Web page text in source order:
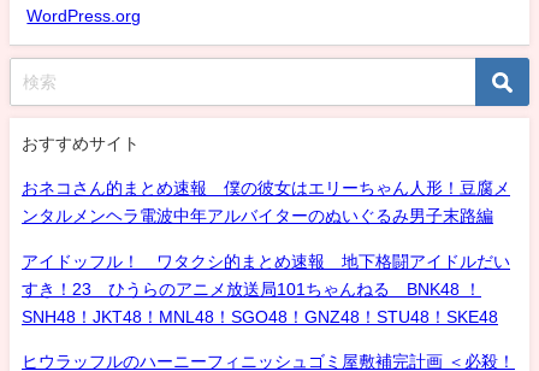
WordPress.org
おすすめサイト
おネコさん的まとめ速報 僕の彼女はエリーちゃん人形！豆腐メ
ンタルメンヘラ電波中年アルバイターのぬいぐるみ男子末路編
アイドッフル！ ワタクシ的まとめ速報 地下格闘アイドルだい
すき！23 ひうらのアニメ放送局101ちゃんねる BNK48 ！
SNH48！JKT48！MNL48！SGO48！GNZ48！STU48！SKE48
ヒウラッフルのハーニーフィニッシュゴミ屋敷補完計画 ＜必殺！